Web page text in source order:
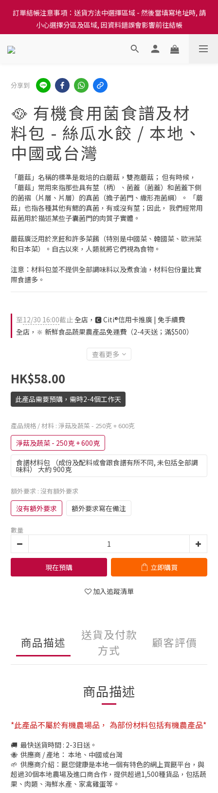
訂單結帳注意事項：送貨方法中選擇區域 - 然後當填寫地址時, 請
小心選擇分區及區域, 因資料錯誤會影響前往結帳
訂單結帳注意事項：送貨方法中選擇區域 - 然後當填寫地址時, 請
小心選擇分區及區域, 因資料錯誤會影響前往結帳
隆重推出本地培育田香雞、金棠雞、粵皇鷄及平原雞等，想食靚雞
訂單結帳注意事項：送貨方法中選擇區域 - 然後當填寫地址時, 請
小心選擇分區及區域, 因資料錯誤會影響前往結帳
分享到
🥘 有機食用菌食譜及材
料包 - 絲瓜水餃 / 本地、
中國或台灣
「蘑菇」名稱的標準是栽培的白蘑菇，雙孢蘑菇； 但有時候，
「蘑菇」常用來指那些具有莖（柄）、菌蓋（菌蓋）和菌蓋下側
的菌褶（片層、片層）的真菌（擔子菌門、繖形孢菌綱）。 「蘑
菇」也指各種其他有鰓的真菌，有或沒有莖；因此， 我們經常用
菇菌用於描述某些子囊菌門的肉質子實體。
蘑菇廣泛用於烹飪和許多菜餚（特別是中國菜、韓國菜、歐洲菜
和日本菜）。自古以來，人類就將它們視為食物。
注意：材料包並不提供全部調味料以及煮食油，材料包份量比實
際食譜多。
至12/30 16:00截止全店，🅲 Citi®信用卡推廣 | 免手續費
全店，🔆 新鮮食品蔬果農產品免運費（2-4天送；滿$500）
查看更多
HK$58.00
此產品需要預購，需時2-4個工作天
產品規格 / 材料 : 淨菇及蔬菜 - 250克 + 600克
淨菇及蔬菜 - 250克 + 600克
食譜材料包 （成份及配料或會跟食譜有所不同, 未包括全部調
味料） 大約 900克
額外要求 : 沒有額外要求
沒有額外要求 額外要求寫在備注
數量
現在預購 立即購買
加入追蹤清單
商品描述
送貨及付款
方式
顧客評價
商品描述
*此產品不屬於有機農場品， 為部份材料包括有機農產品*
🚚 最快送貨時間 : 2-3日送。
🐝 供應商 / 產地： 本地、中國或台灣
🌱 供應商介紹：餸您健康是本地一個有特色的網上買餸平台，與
超過30個本地農場及進口商合作，提供超過1,500種貨品，包括蔬
果、肉類、海鮮水產、家禽雞蛋等。